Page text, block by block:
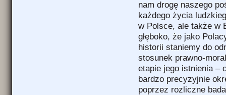
nam drogę naszego
każdego życia
w Polsce, ale także w
głęboko, że jako
historii staniemy do
stosunek prawno-
etapie jego istnienia –
bardzo precyzyjnie
poprzez rozliczne